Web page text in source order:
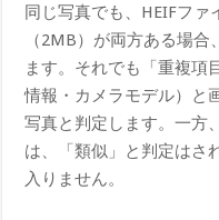
同じ写真でも、HEIFファ
（2MB）が両方ある場
ます。それでも「重複項
情報・カメラモデル）と
写真と判定します。一方
は、「類似」と判定はさ
入りません。